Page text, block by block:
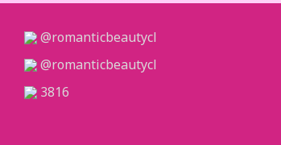
@romanticbeautycl
@romanticbeautycl
3816